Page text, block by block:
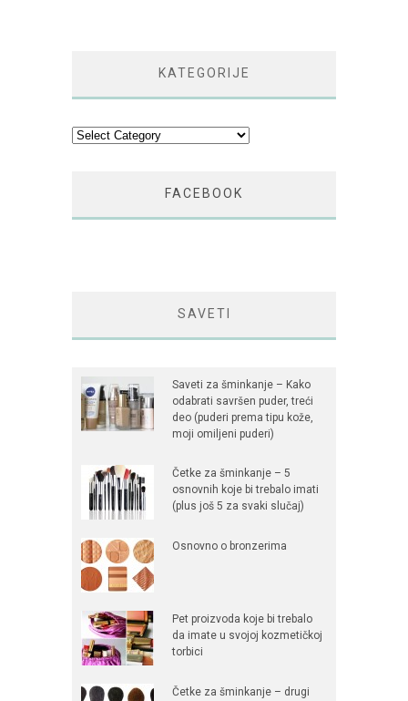
KATEGORIJE
Kategorije
FACEBOOK
SAVETI
Saveti za šminkanje – Kako
odabrati savršen puder, treći
deo (puderi prema tipu kože,
moji omiljeni puderi)
Četke za šminkanje – 5
osnovnih koje bi trebalo imati
(plus još 5 za svaki slučaj)
Osnovno o bronzerima
Pet proizvoda koje bi trebalo
da imate u svojoj kozmetičkoj
torbici
Četke za šminkanje – drugi